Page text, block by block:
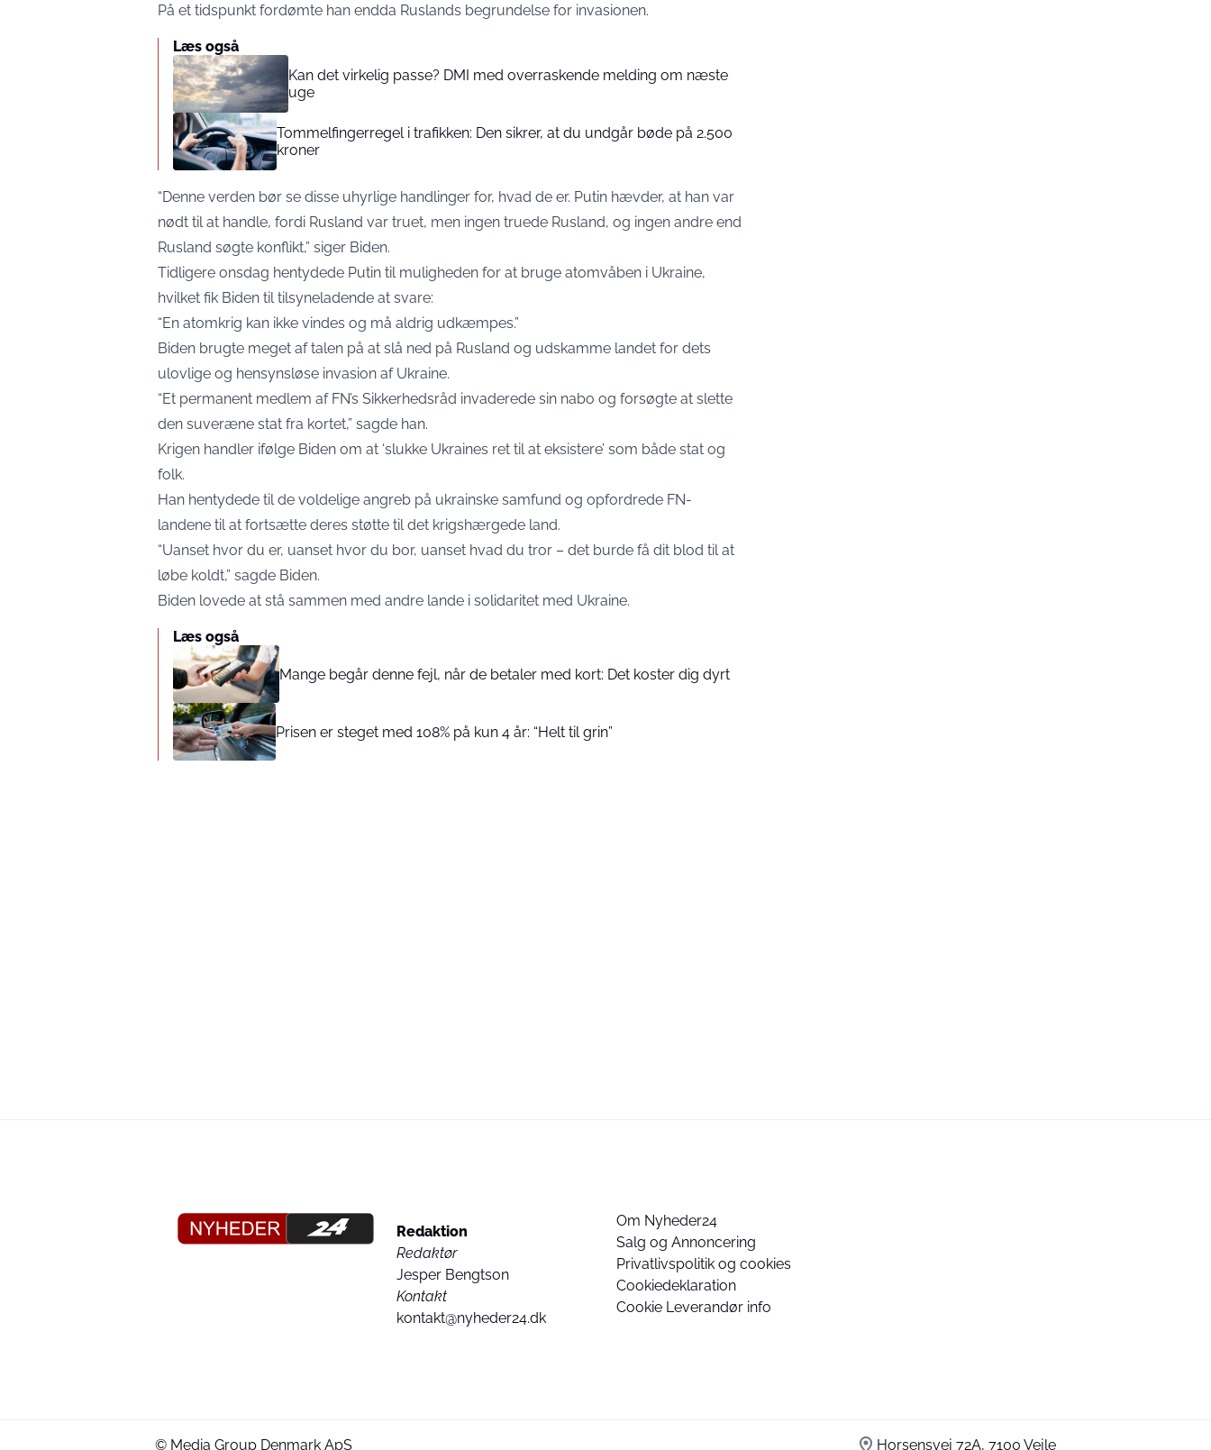
På et tidspunkt fordømte han endda Ruslands begrundelse for invasionen.
Læs også
Kan det virkelig passe? DMI med overraskende melding om næste
uge
Tommelfingerregel i trafikken: Den sikrer, at du undgår bøde på 2.500
kroner
“Denne verden bør se disse uhyrlige handlinger for, hvad de er. Putin hævder, at han var
nødt til at handle, fordi Rusland var truet, men ingen truede Rusland, og ingen andre end
Rusland søgte konflikt,” siger Biden.
Tidligere onsdag hentydede Putin til muligheden for at bruge atomvåben i Ukraine,
hvilket fik Biden til tilsyneladende at svare:
“En atomkrig kan ikke vindes og må aldrig udkæmpes.”
Biden brugte meget af talen på at slå ned på Rusland og udskamme landet for dets
ulovlige og hensynsløse invasion af Ukraine.
“Et permanent medlem af FN’s Sikkerhedsråd invaderede sin nabo og forsøgte at slette
den suveræne stat fra kortet,” sagde han.
Krigen handler ifølge Biden om at ‘slukke Ukraines ret til at eksistere’ som både stat og
folk.
Han hentydede til de voldelige angreb på ukrainske samfund og opfordrede FN-
landene til at fortsætte deres støtte til det krigshærgede land.
“Uanset hvor du er, uanset hvor du bor, uanset hvad du tror – det burde få dit blod til at
løbe koldt,” sagde Biden.
Biden lovede at stå sammen med andre lande i solidaritet med Ukraine.
Læs også
Mange begår denne fejl, når de betaler med kort: Det koster dig dyrt
Prisen er steget med 108% på kun 4 år: “Helt til grin”
Redaktion
Redaktør
Jesper Bengtson
Kontakt
kontakt@nyheder24.dk
Om Nyheder24
Salg og Annoncering
Privatlivspolitik og cookies
Cookiedeklaration
Cookie Leverandør info
© Media Group Denmark ApS Horsensvej 72A, 7100 Vejle